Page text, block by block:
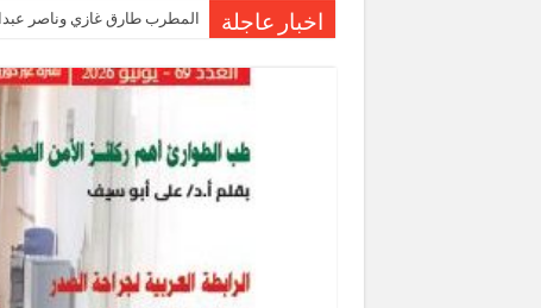
اخبار عاجلة المطرب طارق غازي وناصر